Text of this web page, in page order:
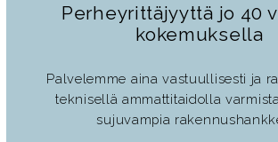
Perheyrittäjyyttä jo 40
kokemuksella
Palvelemme aina vastuullisesti ja
teknisellä ammattitaidolla
sujuvampia